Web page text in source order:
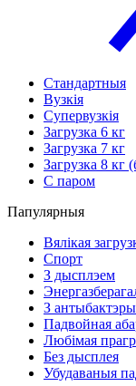
Стандартныя
Вузкія
Супервузкія
Загрузка 6 кг
Загрузка 7 кг
Загрузка 8 кг
С паром
Папулярныя
Вялікая
Спорт
З дысплэем
З
Падвойная
Любімая
Без дысплея
Убудаваныя